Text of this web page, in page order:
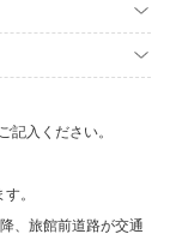
記入ください。
。
、旅館前道路が交通